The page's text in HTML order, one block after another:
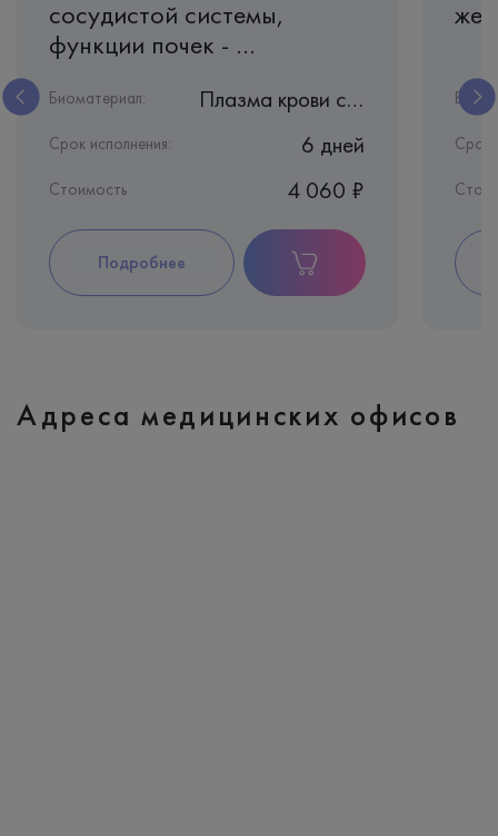
сосудистой системы,
функции почек - ...
Биоматериал: Плазма крови с ЭДТА
Срок исполнения: 6 дней
Стоимость 4 060 ₽
Подробнее
Срок
Адреса медицинских офисов